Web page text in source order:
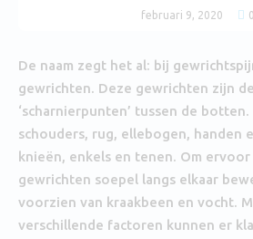
februari 9, 2020 0
De naam zegt het al: bij
gewrichten. Deze gewrichten zijn
‘scharnierpunten’ tussen de
schouders, rug, ellebogen, handen
knieën, enkels en tenen. Om
gewrichten soepel langs elkaar
voorzien van kraakbeen en vocht.
verschillende factoren kunnen er